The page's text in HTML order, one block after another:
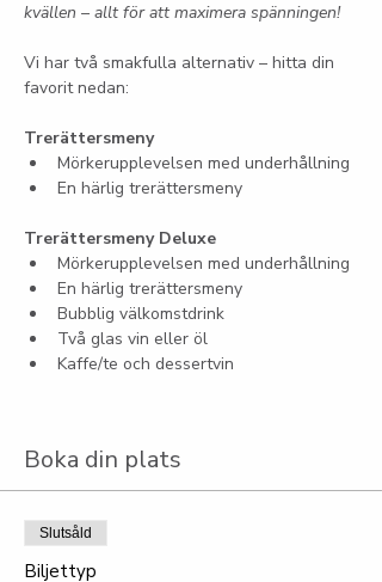
kvällen – allt för att maximera spänningen!
Vi har två smakfulla alternativ – hitta din
favorit nedan:
Trerättersmeny
Mörkerupplevelsen med underhållning
En härlig trerättersmeny
Trerättersmeny Deluxe
Mörkerupplevelsen med underhållning
En härlig trerättersmeny
Bubblig välkomstdrink
Två glas vin eller öl
Kaffe/te och dessertvin
Boka din plats
Slutsåld
Biljettyp